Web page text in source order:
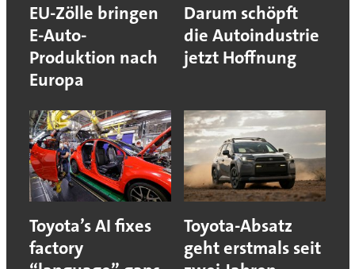
EU-Zölle bringen
E-Auto-
Produktion nach
Europa
Darum schöpft
die Autoindustrie
jetzt Hoffnung
Toyota’s AI fixes
factory
Toyota-Absatz
geht erstmals seit